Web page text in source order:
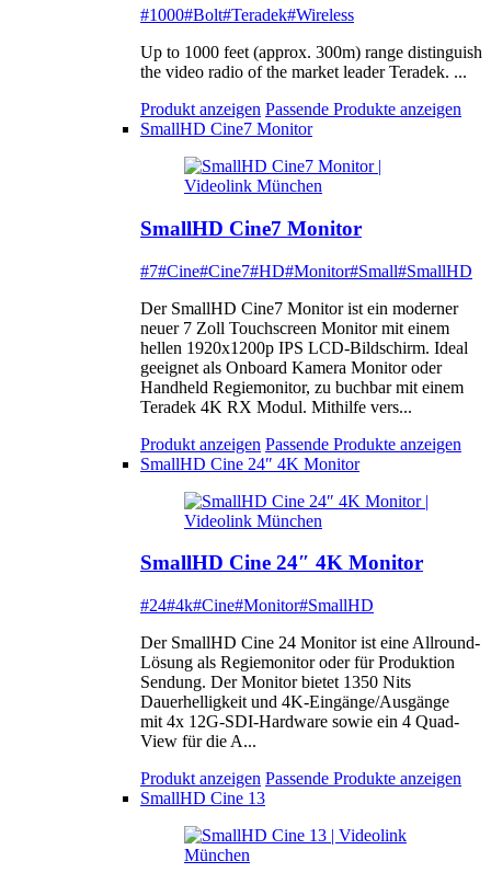
#1000#Bolt#Teradek#Wireless
Up to 1000 feet (approx. 300m) range distinguish
the video radio of the market leader Teradek. ...
Produkt anzeigen Passende Produkte anzeigen
SmallHD Cine7 Monitor
SmallHD Cine7 Monitor
#7#Cine#Cine7#HD#Monitor#Small#SmallHD
Der SmallHD Cine7 Monitor ist ein moderner
neuer 7 Zoll Touchscreen Monitor mit einem
hellen 1920x1200p IPS LCD-Bildschirm. Ideal
geeignet als Onboard Kamera Monitor oder
Handheld Regiemonitor, zu buchbar mit einem
Teradek 4K RX Modul. Mithilfe vers...
Produkt anzeigen Passende Produkte anzeigen
SmallHD Cine 24″ 4K Monitor
SmallHD Cine 24″ 4K Monitor
#24#4k#Cine#Monitor#SmallHD
Der SmallHD Cine 24 Monitor ist eine Allround-
Lösung als Regiemonitor oder für Produktion
Sendung. Der Monitor bietet 1350 Nits
Dauerhelligkeit und 4K-Eingänge/Ausgänge
mit 4x 12G-SDI-Hardware sowie ein 4 Quad-
View für die A...
Produkt anzeigen Passende Produkte anzeigen
SmallHD Cine 13